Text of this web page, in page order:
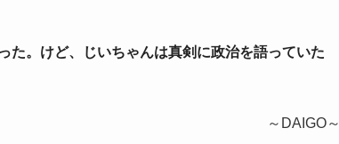
た。けど、じいちゃんは真剣に政治を語っていた
～DAIGO～